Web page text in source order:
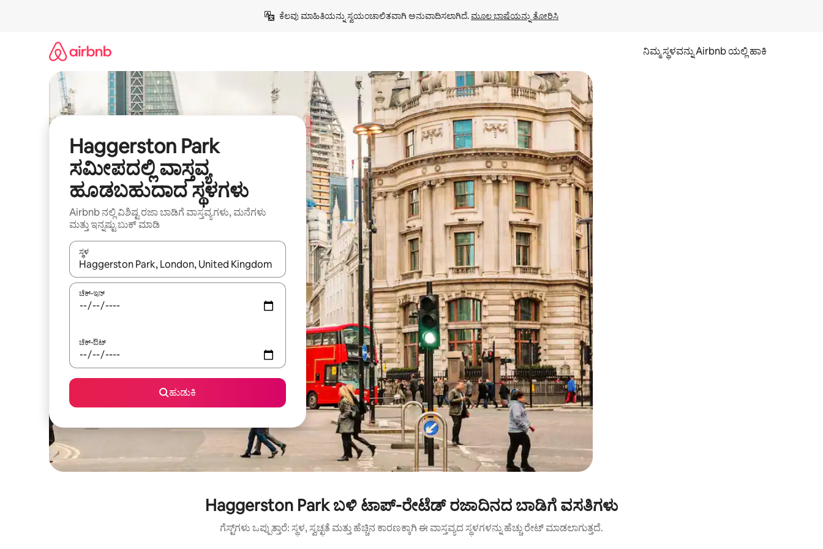
ಕೆಲವು ಮಾಹಿತಿಯನ್ನು ಸ್ವಯಂಚಾಲಿತವಾಗಿ ಅನುವಾದಿಸಲಾಗಿದೆ. ಮೂಲ ಭಾಷೆಯನ್ನು ತೋರಿಸಿ
ನಿಮ್ಮ ಸ್ಥಳವನ್ನು Airbnb ಯಲ್ಲಿ ಹಾಕಿ
Haggerston Park
ಸಮೀಪದಲ್ಲಿ ವಾಸ್ತವ್ಯ
ಹೂಡಬಹುದಾದ ಸ್ಥಳಗಳು
Airbnb ನಲ್ಲಿ ವಿಶಿಷ್ಟ ರಜಾ ಬಾಡಿಗೆ ವಾಸ್ತವ್ಯಗಳು, ಮನೆಗಳು
ಮತ್ತು ಇನ್ನಷ್ಟು ಬುಕ್ ಮಾಡಿ
ಸ್ಥಳ
ಫಲಿತಾಂಶಗಳು ಲಭ್ಯವಿರುವಾಗ, ಅಪ್ ಮತ್ತು ಡೌನ್ ಬಾಣದ ಕೀಲಿಗಳೊಂದಿಗೆ ನ್ಯಾವಿಗೇಟ್ ಮಾಡಿ ಅಥವಾ ಸ್ಪರ್ಶ ಅಥವಾ ಸ್ವೈಪ್ ಗೆಸ್ಚರ್‌ಗಳ ಮೂಲಕ ಅನ್ವೇಷಿಸಿ.
ಚೆಕ್-ಇನ್
ಚೆಕ್-ಔಟ್
ಹುಡುಕಿ
Haggerston Park ಬಳಿ ಟಾಪ್-ರೇಟೆಡ್ ರಜಾದಿನದ ಬಾಡಿಗೆ ವಸತಿಗಳು
ಗೆಸ್ಟ್‌ಗಳು ಒಪ್ಪುತ್ತಾರೆ: ಸ್ಥಳ, ಸ್ವಚ್ಛತೆ ಮತ್ತು ಹೆಚ್ಚಿನ ಕಾರಣಕ್ಕಾಗಿ ಈ ವಾಸ್ತವ್ಯದ ಸ್ಥಳಗಳನ್ನು ಹೆಚ್ಚು ರೇಟ್ ಮಾಡಲಾಗುತ್ತದೆ.